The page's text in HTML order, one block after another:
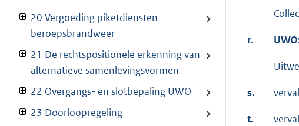
20 Vergoeding piketdiensten
beroepsbrandweer
21 De rechtspositionele erkenning van
alternatieve samenlevingsvormen
22 Overgangs- en slotbepaling UWO
23 Doorloopregeling
r.
s.
t.